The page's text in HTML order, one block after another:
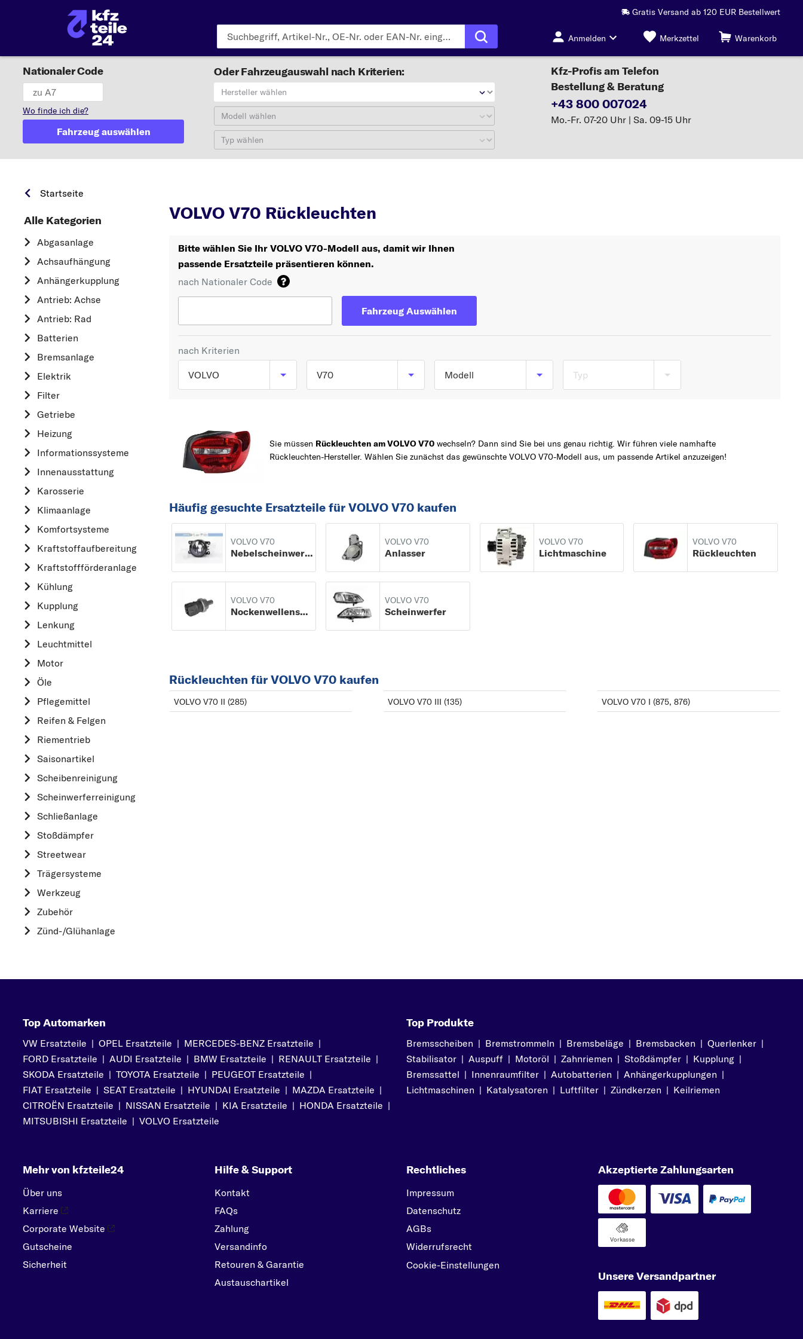
Gratis Versand ab 120 EUR Bestellwert
Anmelden Merkzettel Warenkorb
Nationaler Code
Wo finde ich die?
Fahrzeug auswählen
Oder Fahrzeugauswahl nach Kriterien:
Hersteller wählen
Modell wählen
Typ wählen
Kfz-Profis am Telefon
Bestellung & Beratung
+43 800 007024
Mo.-Fr. 07-20 Uhr | Sa. 09-15 Uhr
Startseite
Alle Kategorien
Abgasanlage
Achsaufhängung
Anhängerkupplung
Antrieb: Achse
Antrieb: Rad
Batterien
Bremsanlage
Elektrik
Filter
Getriebe
Heizung
Informationssysteme
Innenausstattung
Karosserie
Klimaanlage
Komfortsysteme
Kraftstoff­aufbereitung
Kraftstoff­förderanlage
Kühlung
Kupplung
Lenkung
Leuchtmittel
Motor
Öle
Pflegemittel
Reifen & Felgen
Riementrieb
Saisonartikel
Scheibenreinigung
Scheinwerferreinigung
Schließanlage
Stoßdämpfer
Streetwear
Trägersysteme
Werkzeug
Zubehör
Zünd-/Glühanlage
VOLVO V70 Rückleuchten
Bitte wählen Sie Ihr VOLVO V70-Modell aus, damit wir Ihnen
passende Ersatzteile präsentieren können.
nach Nationaler Code
Fahrzeug Auswählen
nach Kriterien
VOLVO
OPEL
MERCEDES-BENZ
FORD
A
ALFA ROMEO
AUDI
C
DACIA
DAIHATSU
F
OPEL
PEUGEOT
PORSCHE
R
SKODA
SMART
SUBARU
SUZUKI
TOYOTA
V70
V40
XC60
2
C30
S
Modell
V70 II (285) ab 11/1999
bis 12/2008
Typ
Sie müssen Rückleuchten am VOLVO V70 wechseln? Dann sind Sie bei uns genau richtig. Wir führen viele namhafte
Rückleuchten-Hersteller. Wählen Sie zunächst das gewünschte VOLVO V70-Modell aus, um passende Artikel anzuzeigen!
Häufig gesuchte Ersatzteile für VOLVO V70 kaufen
VOLVO V70
Nebelscheinwerfer
VOLVO V70
Anlasser
VOLVO V70
Lichtmaschine
VOLVO V70
Rückleuchten
VOLVO V70
Nockenwellensensor
VOLVO V70
Scheinwerfer
Rückleuchten für VOLVO V70 kaufen
VOLVO V70 II (285) VOLVO V70 III (135) VOLVO V70 I (875, 876)
Top Automarken
VW Ersatzteile | OPEL Ersatzteile | MERCEDES-BENZ Ersatzteile |
FORD Ersatzteile | AUDI Ersatzteile | BMW Ersatzteile | RENAULT Ersatzteile |
SKODA Ersatzteile | TOYOTA Ersatzteile | PEUGEOT Ersatzteile |
FIAT Ersatzteile | SEAT Ersatzteile | HYUNDAI Ersatzteile | MAZDA Ersatzteile |
CITROËN Ersatzteile | NISSAN Ersatzteile | KIA Ersatzteile | HONDA Ersatzteile |
MITSUBISHI Ersatzteile | VOLVO Ersatzteile
Top Produkte
Bremsscheiben | Bremstrommeln | Bremsbeläge | Bremsbacken | Querlenker |
Stabilisator | Auspuff | Motoröl | Zahnriemen | Stoßdämpfer | Kupplung |
Bremssattel | Innenraumfilter | Autobatterien | Anhängerkupplungen |
Lichtmaschinen | Katalysatoren | Luftfilter | Zündkerzen | Keilriemen
Mehr von kfzteile24
Über uns
Karriere
Corporate Website
Gutscheine
Sicherheit
Hilfe & Support
Kontakt
FAQs
Zahlung
Versandinfo
Retouren & Garantie
Austauschartikel
Rechtliches
Impressum
Datenschutz
AGBs
Widerrufsrecht
Cookie-Einstellungen
Akzeptierte Zahlungsarten
Vorkasse
Unsere Versandpartner